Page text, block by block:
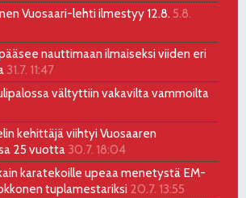
Vuosaari-lehti ilmestyy 12.8. 5.8.
nauttimaan ilmaiseksi viiden eri
31.7. 11:47
vältyttiin vakavilta vammoilta
kehittäjä viihtyi Vuosaaren
25 vuotta 30.7. 18:04
karatekoille upeaa menetystä EM-
tuplamestariksi 20.7. 13:55